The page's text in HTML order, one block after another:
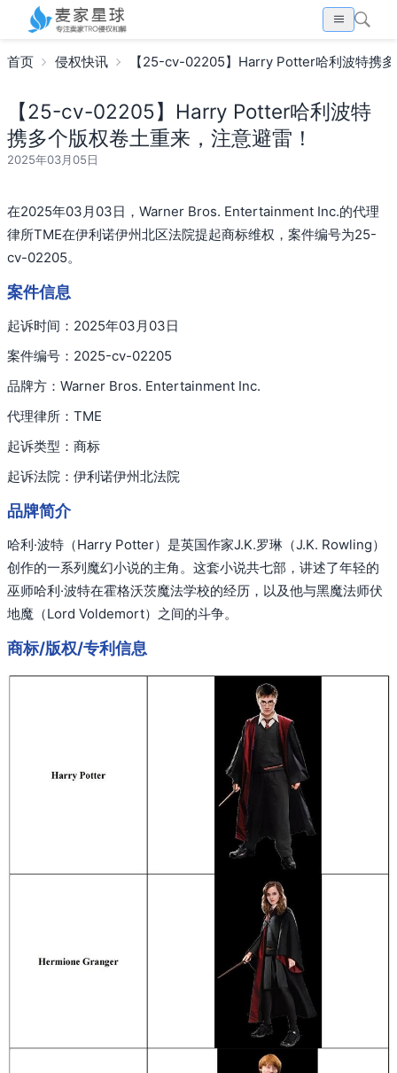
首页 侵权快讯 【25-cv-02205】Harry Potter哈利波特携
【25-cv-02205】Harry Potter哈利波特
携多个版权卷土重来，注意避雷！
2025年03月05日
在2025年03月03日，Warner Bros. Entertainment Inc.的代理
律所TME在伊利诺伊州北区法院提起商标维权，案件编号为25-
cv-02205。
案件信息
起诉时间：2025年03月03日
案件编号：2025-cv-02205
品牌方：Warner Bros. Entertainment Inc.
代理律所：TME
起诉类型：商标
起诉法院：伊利诺伊州北法院
品牌简介
哈利·波特（Harry Potter）是英国作家J.K.罗琳（J.K. Rowling）
创作的一系列魔幻小说的主角。这套小说共七部，讲述了年轻的
巫师哈利·波特在霍格沃茨魔法学校的经历，以及他与黑魔法师伏
地魔（Lord Voldemort）之间的斗争。
商标/版权/专利信息